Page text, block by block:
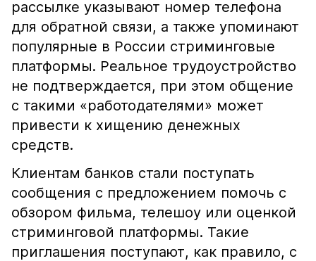
рассылке указывают номер телефона
для обратной связи, а также упоминают
популярные в России стриминговые
платформы. Реальное трудоустройство
не подтверждается, при этом общение
с такими «работодателями» может
привести к хищению денежных
средств.
Клиентам банков стали поступать
сообщения с предложением помочь с
обзором фильма, телешоу или оценкой
стриминговой платформы. Такие
приглашения поступают, как правило, с